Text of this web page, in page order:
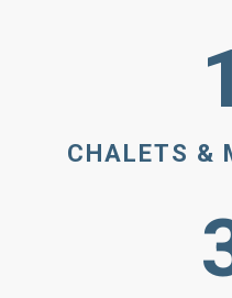
CHALETS &